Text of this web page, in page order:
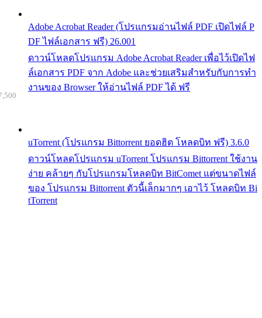
Adobe Acrobat Reader (โปรแกรมอ่านไฟล์ PDF เปิดไฟล์ P
DF ไฟล์เอกสาร ฟรี) 26.001
ดาวน์โหลดโปรแกรม Adobe Acrobat Reader เพื่อไว้เปิดไฟ
ล์เอกสาร PDF จาก Adobe และช่วยเสริมสำหรับกับการทำ
งานของ Browser ให้อ่านไฟล์ PDF ได้ ฟรี
uTorrent (โปรแกรม Bittorrent ยอดฮิต โหลดบิท ฟรี) 3.6.0
ดาวน์โหลดโปรแกรม uTorrent โปรแกรม Bittorrent ใช้งาน
ง่าย คล้ายๆ กับโปรแกรมโหลดบิท BitComet แต่ขนาดไฟล์
ของ โปรแกรม Bittorrent ตัวนี้เล็กมากๆ เอาไว้ โหลดบิท Bi
tTorrent